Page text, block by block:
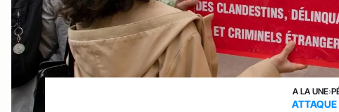
A LA UNE›
ATTAQUE